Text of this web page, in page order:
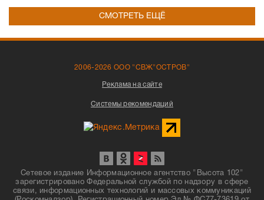
СМОТРЕТЬ ЕЩЁ
2006-2026 ООО "СВЖ"ОСТРОВ"
Реклама на сайте
Системы рекомендаций
Сетевое издание Информационное агентство "Высота 102"
зарегистрировано Федеральной службой по надзору в сфере
связи, информационных технологий и массовых коммуникаций